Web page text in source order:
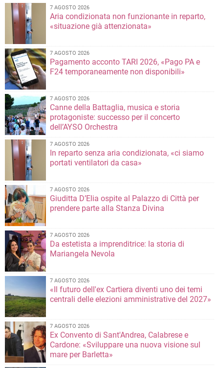
7 AGOSTO 2026
Aria condizionata non funzionante in reparto,
«situazione già attenzionata»
7 AGOSTO 2026
Pagamento acconto TARI 2026, «Pago PA e
F24 temporaneamente non disponibili»
7 AGOSTO 2026
Canne della Battaglia, musica e storia
protagoniste: successo per il concerto
dell’AYSO Orchestra
7 AGOSTO 2026
In reparto senza aria condizionata, «ci siamo
portati ventilatori da casa»
7 AGOSTO 2026
Giuditta D’Elia ospite al Palazzo di Città per
prendere parte alla Stanza Divina
7 AGOSTO 2026
Da estetista a imprenditrice: la storia di
Mariangela Nevola
7 AGOSTO 2026
«Il futuro dell'ex Cartiera diventi uno dei temi
centrali delle elezioni amministrative del 2027»
7 AGOSTO 2026
Ex Convento di Sant'Andrea, Calabrese e
Cardone: «Sviluppare una nuova visione sul
mare per Barletta»